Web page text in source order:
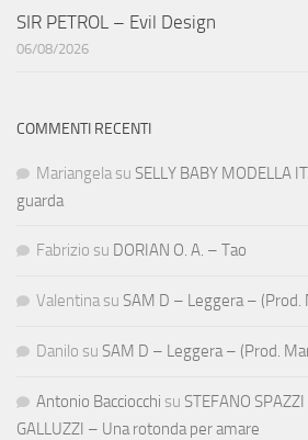
SIR PETROL – Evil Design
06/08/2026
COMMENTI RECENTI
Mariangela su SELLY BABY MODELLA
guarda
Fabrizio su DORIAN O. A. – Tao
Valentina su SAM D – Leggera – (Prod.
Danilo su SAM D – Leggera – (Prod.
Antonio Bacciocchi su STEFANO
GALLUZZI – Una rotonda per amare